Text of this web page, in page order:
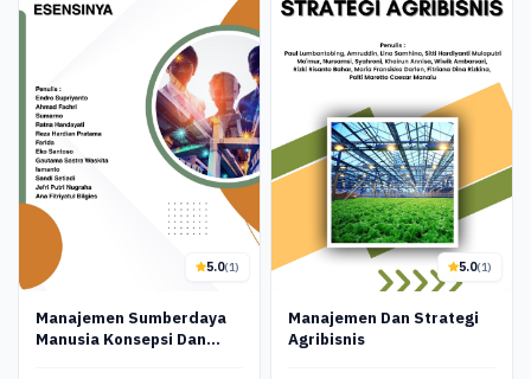
5.0(1)
Manajemen Sumberdaya
Manusia Konsepsi Dan
5.0(1)
Manajemen Dan Strategi
Agribisnis